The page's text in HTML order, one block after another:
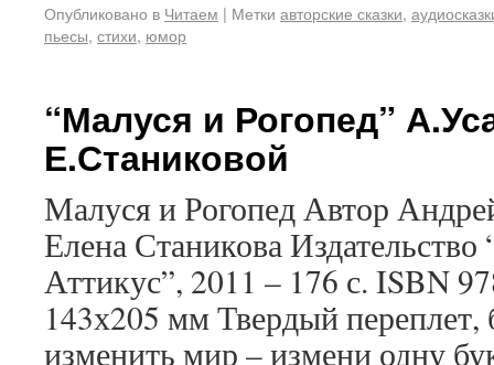
Опубликовано в Читаем | Метки авторские сказки,
пьесы, стихи, юмор
“Малуся и Рогопед”
Е.Станиковой
Малуся и Рогопед Автор
Елена Станикова
Аттикус”, 2011 – 176 с. ISBN
143х205 мм Твердый
изменить мир – измени одну